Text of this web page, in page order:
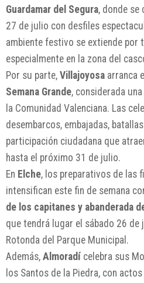
Guardamar del Segura, donde se
27 de julio con desfiles
ambiente festivo se extiende por
especialmente en la zona del
Por su parte, Villajoyosa arranca
Semana Grande, considerada
la Comunidad Valenciana. Las
desembarcos, embajadas,
participación ciudadana que
hasta el próximo 31 de julio.
En Elche, los preparativos de las
intensifican este fin de semana
de los capitanes y abanderada
que tendrá lugar el sábado 26 de
Rotonda del Parque Municipal.
Además, Almoradí celebra sus
los Santos de la Piedra, con